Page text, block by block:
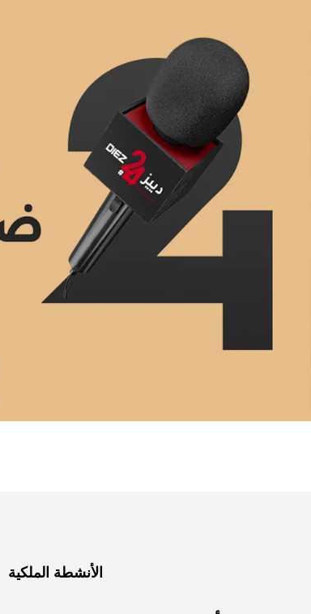
الأنشطة الملكية